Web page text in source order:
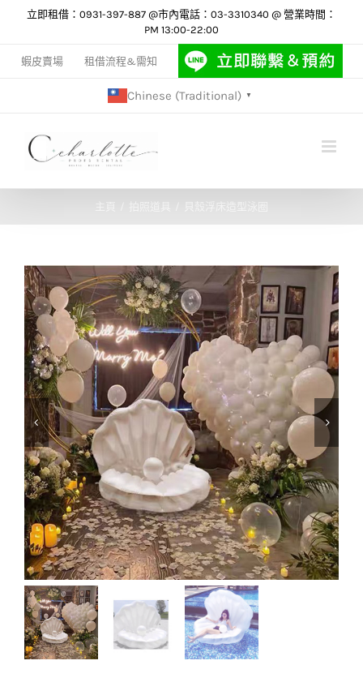
content
立即租借：0931-397-887 @市內電話：03-3310340 @ 營業時間：
PM 13:00-22:00
蝦皮賣場 租借流程&需知
Chinese (Traditional) ▼
拍照道具 貝殼浮床造型泳圈